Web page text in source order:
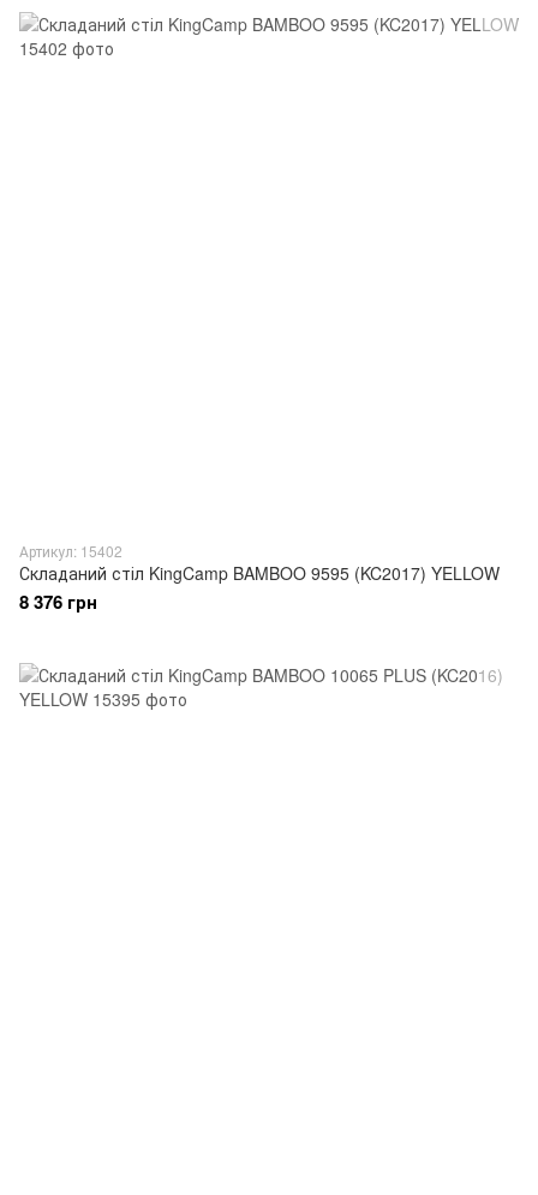
Артикул: 15402
Складаний стіл KingCamp BAMBOO 9595 (KC2017) YELLOW
8 376 грн